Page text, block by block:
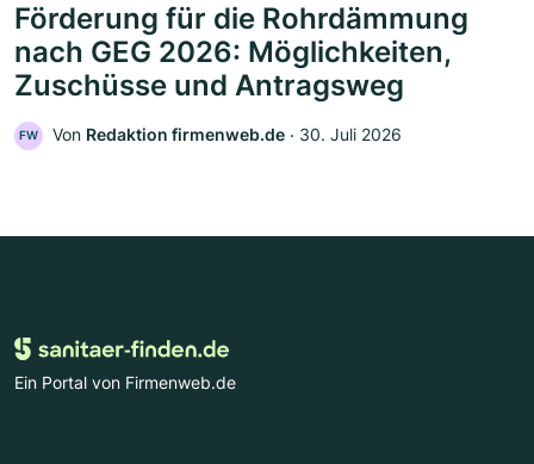
Förderung für die Rohrdämmung
nach GEG 2026: Möglichkeiten,
Zuschüsse und Antragsweg
FW Von Redaktion firmenweb.de ‧ 30. Juli 2026
Ein Portal von Firmenweb.de